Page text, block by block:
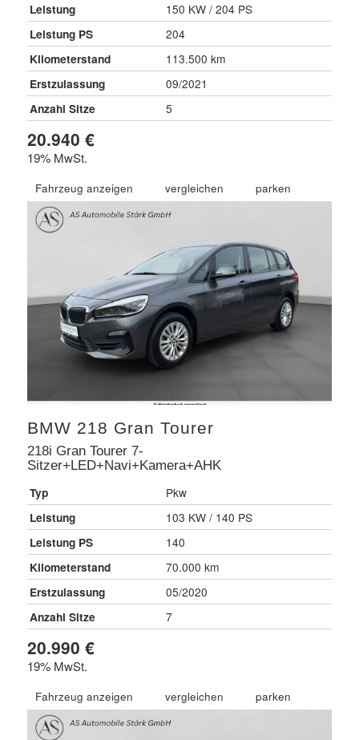
Leistung
150 KW / 204 PS
Leistung PS
204
Kilometerstand
113.500 km
Erstzulassung
09/2021
Anzahl Sitze
5
20.940 €
19% MwSt.
Fahrzeug anzeigen vergleichen parken
BMW 218 Gran Tourer
218i Gran Tourer 7-
Sitzer+LED+Navi+Kamera+AHK
Typ
Pkw
Leistung
103 KW / 140 PS
Leistung PS
140
Kilometerstand
70.000 km
Erstzulassung
05/2020
Anzahl Sitze
7
20.990 €
19% MwSt.
Fahrzeug anzeigen vergleichen parken